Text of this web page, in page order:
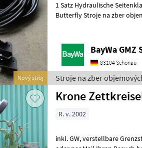
Nový stroj
1 Satz Hydraulische Seitenklappung zu Fendt Slicer 860 Heckmähwerk
Butterfly Stroje na zber objemových krmív Ostatné zberače
BayWa GMZ
83104 Schönau
Stroje na zber
Krone
R. v. 2002
inkl. GW, verstellbare Grenzstreueinrichtung Wir bitten telefonisch